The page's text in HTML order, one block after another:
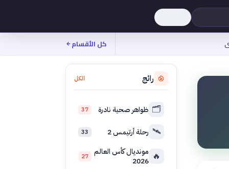
كل الأقسام
رائج الكل
🗂️ ظواهر صحية نادرة 37
🛰️ رحلة أرتيمس 2 33
🔥 مونديال كأس العالم
2026
27